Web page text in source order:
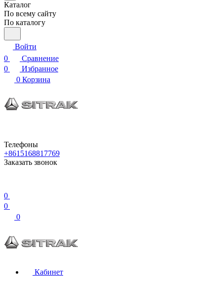
Каталог
По всему сайту
По каталогу
Войти
0
Сравнение
0
Избранное
0 Корзина
Телефоны
+8615168817769
Заказать звонок
0
0
0
Кабинет